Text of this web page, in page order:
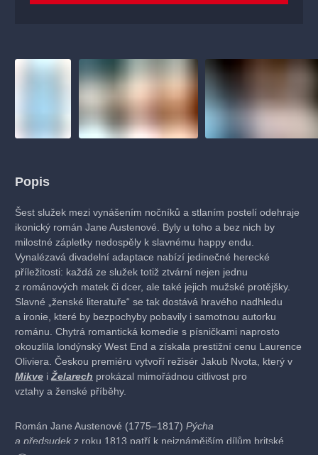
Popis
Šest služek mezi vynášením nočníků a stlaním postelí odehraje
ikonický román Jane Austenové. Byly u toho a bez nich by
milostné zápletky nedospěly k slavnému happy endu.
Vynalézavá divadelní adaptace nabízí jedinečné herecké
příležitosti: každá ze služek totiž ztvární nejen jednu
z románových matek či dcer, ale také jejich mužské protějšky.
Slavné „ženské literatuře“ se tak dostává hravého nadhledu
a ironie, které by bezpochyby pobavily i samotnou autorku
románu. Chytrá romantická komedie s písničkami naprosto
okouzlila londýnský West End a získala prestižní cenu Laurence
Oliviera. Českou premiéru vytvoří režisér Jakub Nvota, který v
Mikve iŽelarech prokázal mimořádnou citlivost pro
vztahy a ženské příběhy.
Román Jane Austenové (1775–1817) Pýcha
a předsudek z roku 1813 patří k nejznámějším dílům britské